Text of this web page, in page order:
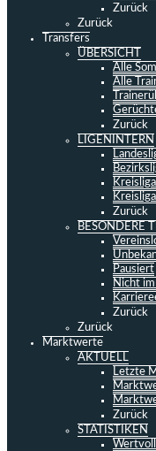
Zurück
Zurück
Transfers
ÜBERSICHT
Alle
Alle
Zurück
LIGENINTERN
Zurück
BESONDERE
Pausiert
Nicht
Zurück
Zurück
Marktwerte
AKTUELL
Letzte
Zurück
STATISTIKEN